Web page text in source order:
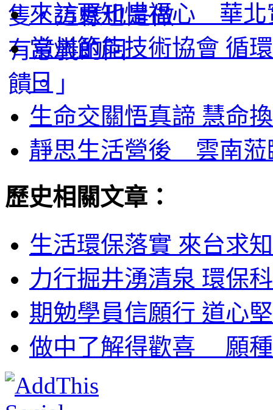
來訪更知惜福心 華北
常州節能技術協會 循
日
生命交關悟真諦 慧命
靜思生活營後 雲南蒞
歷史相關文章：
生活環保落實 來台求
力行掘井湧清泉 環保
期勉學員信願行 道心
做中了解得歡喜 願